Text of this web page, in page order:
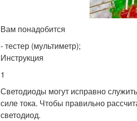
Вам понадобится
- тестер (мультиметр);
Инструкция
1
Светодиоды могут исправно
силе тока. Чтобы правильно
светодиод.